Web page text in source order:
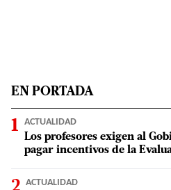
EN PORTADA
ACTUALIDAD
Los profesores exigen al
pagar incentivos de la
ACTUALIDAD